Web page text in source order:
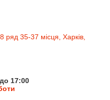
ряд 35-37 місця, Харків,
17:00